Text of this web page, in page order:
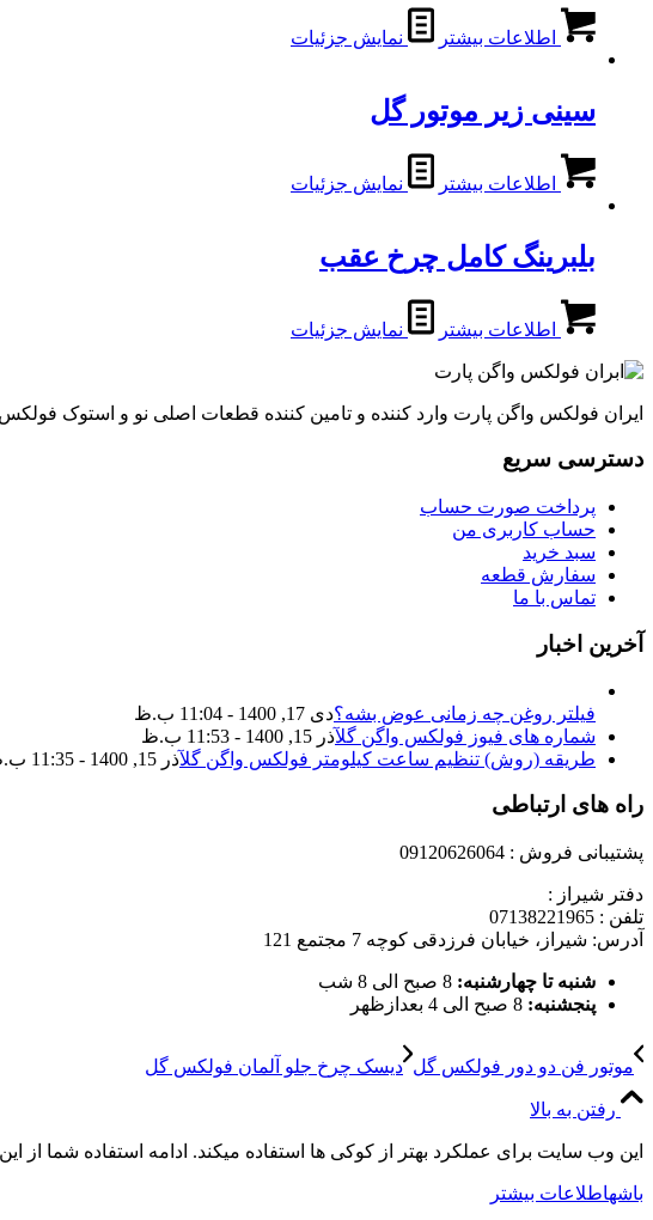
اطلاعات بیشتر نمایش جزئیات
سینی زیر موتور گل
اطلاعات بیشتر نمایش جزئیات
بلبرینگ کامل چرخ عقب
اطلاعات بیشتر نمایش جزئیات
ایران فولکس واگن پارت وارد کننده و تامین کننده قطعات اصلی نو و استوک
دسترسی سریع
پرداخت صورت حساب
حساب کاربری من
سبد خرید
سفارش قطعه
تماس با ما
آخرین اخبار
فیلتر روغن چه زمانی عوض بشه؟دی 17, 1400 - 11:04 ب.ظ
شماره های فیوز فولکس واگن گلآذر 15, 1400 - 11:53 ب.ظ
طریقه (روش) تنظیم ساعت کیلومتر فولکس واگن گلآذر 15, 1400 - 11:35 ب.ظ
راه های ارتباطی
پشتیبانی فروش : 09120626064
دفتر شیراز :
تلفن : 07138221965
آدرس: شیراز، خیابان فرزدقی کوچه 7 مجتمع 121
شنبه تا چهارشنبه: 8 صبح الی 8 شب
پنجشنبه: 8 صبح الی 4 بعدازظهر
موتور فن دو دور فولکس گل دیسک چرخ جلو آلمان فولکس گل
رفتن به بالا
این وب سایت برای عملکرد بهتر از کوکی ها استفاده میکند. ادامه استفاده شما
باشهاطلاعات بیشتر